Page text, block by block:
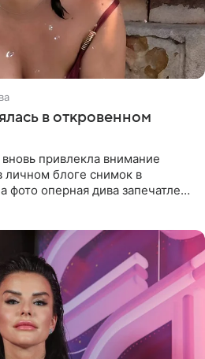
в откровенном
привлекла внимание
личном блоге снимок в
оперная дива запечатлена